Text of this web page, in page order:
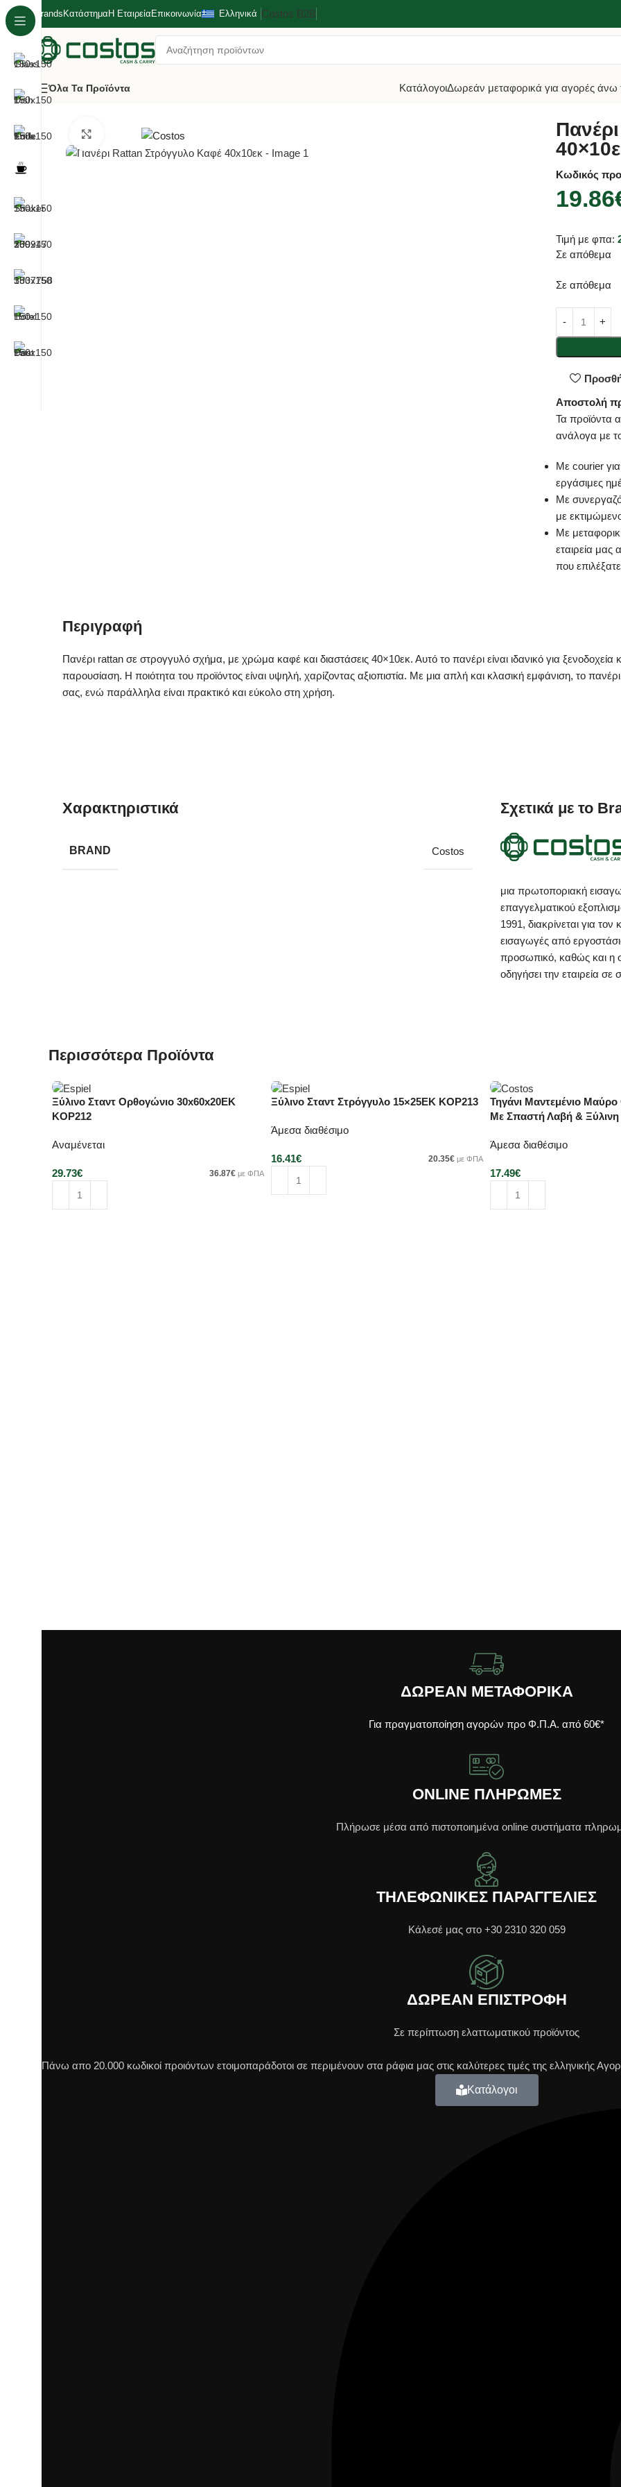
Brands Κατάστημα Η Εταιρεία Επικοινωνία Ελληνικά Costos Β2Β
Όλα Τα Προϊόντα ΚατάλογοιΔωρεάν μεταφορικά για αγορές άνω
Αρχική σελίδα
Πανέρι Rattan Στρόγγυλο Καφέ 40×10εκ
Κλικ για μεγέθυνση
Κωδικός
19.86
Τιμή με φπα:
Σε απόθεμα
Σε απόθεμα
Αποστολή
Τα προϊόντα
ανάλογα με
Με courier
εργάσιμες
Με
με
Με
εταιρεία μας
που
Περιγραφή
Πανέρι rattan σε στρογγυλό σχήμα, με χρώμα καφέ και διαστάσεις 40×10εκ. Αυτό το πανέρι είναι ιδανικό για
παρουσίαση. Η ποιότητα του προϊόντος είναι υψηλή, χαρίζοντας αξιοπιστία. Με μια απλή και κλασική εμφάνιση, το
σας, ενώ παράλληλα είναι πρακτικό και εύκολο στη χρήση.
Χαρακτηριστικά
BRAND Costos
Σχετικά με το
μια πρωτοποριακή
επαγγελματικού
1991, διακρίνεται για
εισαγωγές από
προσωπικό, καθώς και η
οδηγήσει την εταιρεία
Περισσότερα Προϊόντα
Ξύλινο Σταντ Ορθογώνιο 30x60x20ΕΚ
KOP212
Αναμένεται
29.73€ 36.87€ με ΦΠΑ
Ξύλινο Σταντ Στρόγγυλο 15×25ΕΚ KOP213
Άμεσα διαθέσιμο
16.41€ 20.35€ με ΦΠΑ
Τηγάνι Μαντεμένιο
Με Σπαστή Λαβή &
Άμεσα διαθέσιμο
17.49€
ΔΩΡΕΑΝ ΜΕΤΑΦΟΡΙΚΑ
Για πραγματοποίηση αγορών προ Φ.Π.Α. από 60€*
ONLINE ΠΛΗΡΩΜΕΣ
Πλήρωσε μέσα από πιστοποιημένα online συστήματα
ΤΗΛΕΦΩΝΙΚΕΣ ΠΑΡΑΓΓΕΛΙΕΣ
Κάλεσέ μας στο +30 2310 320 059
ΔΩΡΕΑΝ ΕΠΙΣΤΡΟΦΗ
Σε περίπτωση ελαττωματικού προϊόντος
Πάνω απο 20.000 κωδικοί προιόντων ετοιμοπαράδοτοι σε περιμένουν στα ράφια μας στις καλύτερες τιμές της ελληνικής
Κατάλογοι